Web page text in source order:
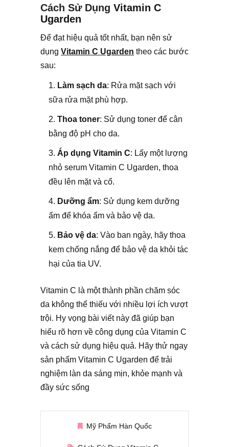
Cách Sử Dụng Vitamin C
Ugarden
Để đạt hiệu quả tốt nhất, bạn nên sử
dụng Vitamin C Ugarden theo các bước
sau:
Làm sạch da: Rửa mặt sạch với
sữa rửa mặt phù hợp.
Thoa toner: Sử dụng toner để cân
bằng độ pH cho da.
Áp dụng Vitamin C: Lấy một lượng
nhỏ serum Vitamin C Ugarden, thoa
đều lên mặt và cổ.
Dưỡng ẩm: Sử dụng kem dưỡng
ẩm để khóa ẩm và bảo vệ da.
Bảo vệ da: Vào ban ngày, hãy thoa
kem chống nắng để bảo vệ da khỏi tác
hại của tia UV.
Vitamin C là một thành phần chăm sóc
da không thể thiếu với nhiều lợi ích vượt
trội. Hy vọng bài viết này đã giúp bạn
hiểu rõ hơn về công dụng của Vitamin C
và cách sử dụng hiệu quả. Hãy thử ngay
sản phẩm Vitamin C Ugarden để trải
nghiệm làn da sáng mịn, khỏe mạnh và
đầy sức sống
Mỹ Phẩm Hàn Quốc